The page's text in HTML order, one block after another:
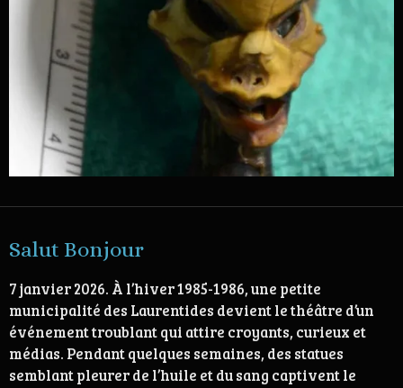
Salut Bonjour
7 janvier 2026. À l’hiver 1985-1986, une petite
municipalité des Laurentides devient le théâtre d’un
événement troublant qui attire croyants, curieux et
médias. Pendant quelques semaines, des statues
semblant pleurer de l’huile et du sang captivent le